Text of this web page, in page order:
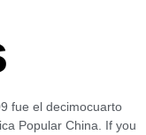
fue el decimocuarto
Popular China. If you